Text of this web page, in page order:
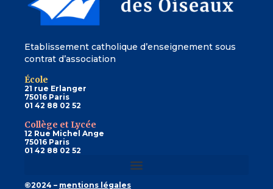
Etablissement catholique d’enseignement sous
contrat d’association
École
21 rue Erlanger
75016 Paris
01 42 88 02 52
Collège et Lycée
12 Rue Michel Ange
75016 Paris
01 42 88 02 52
©2024 – mentions légales